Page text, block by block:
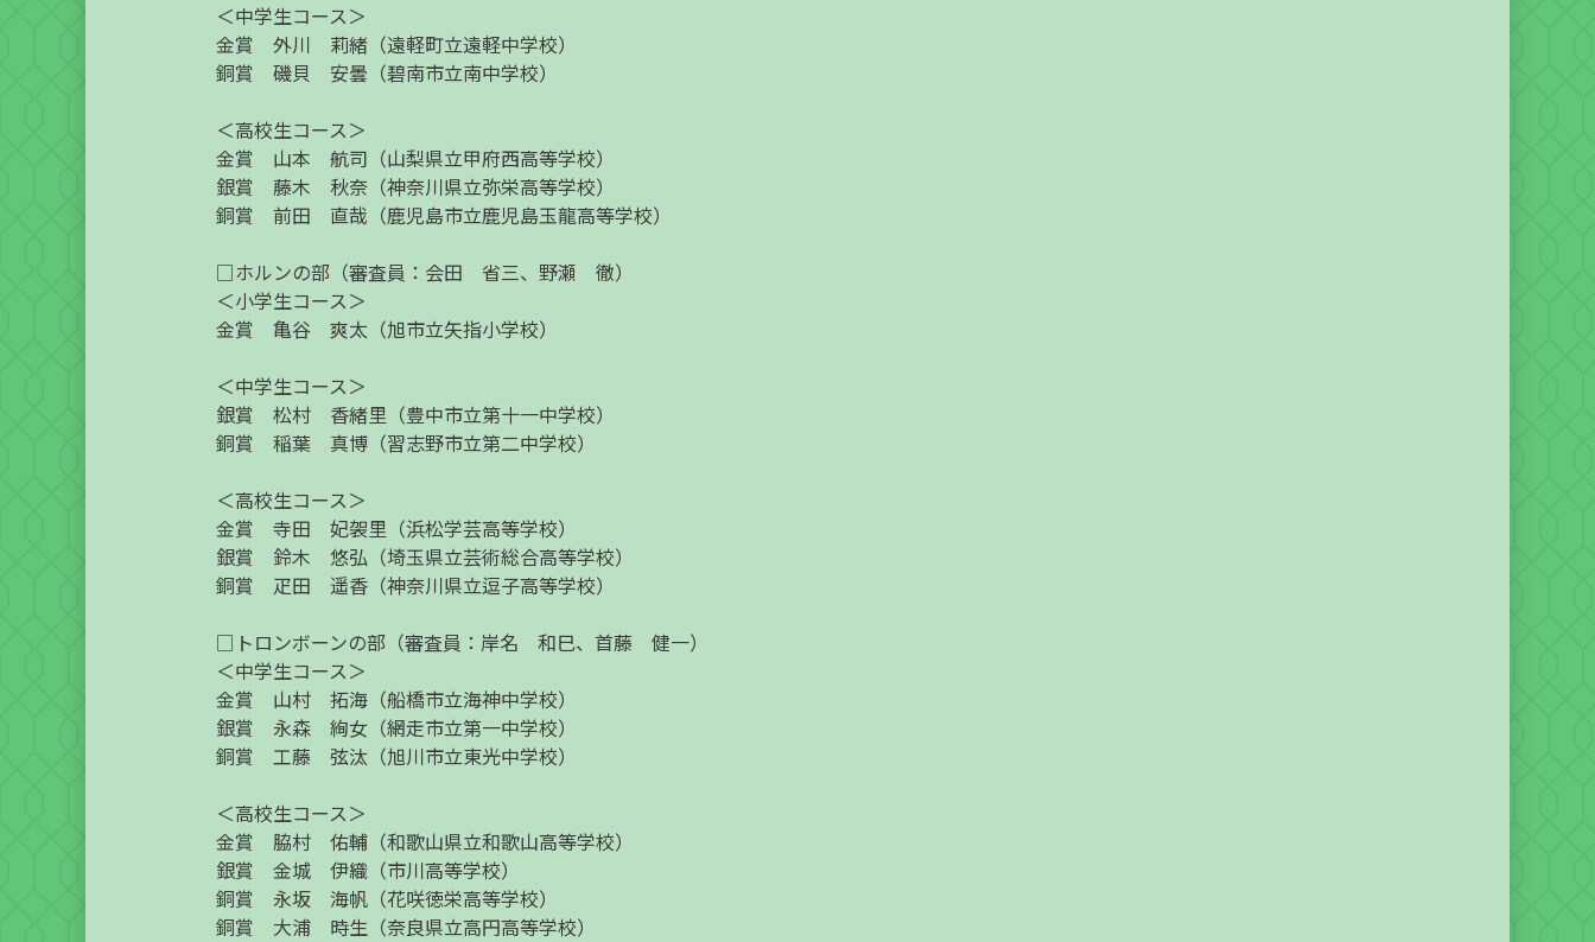
＜中学生コース＞
金賞 外川 莉緒（遠軽町立遠軽中学校）
銅賞 磯貝 安曇（碧南市立南中学校）
＜高校生コース＞
金賞 山本 航司（山梨県立甲府西高等学校）
銀賞 藤木 秋奈（神奈川県立弥栄高等学校）
銅賞 前田 直哉（鹿児島市立鹿児島玉龍高等学校）
□ホルンの部（審査員：会田 省三、野瀬 徹）
＜小学生コース＞
金賞 亀谷 爽太（旭市立矢指小学校）
＜中学生コース＞
銀賞 松村 香緒里（豊中市立第十一中学校）
銅賞 稲葉 真博（習志野市立第二中学校）
＜高校生コース＞
金賞 寺田 妃袈里（浜松学芸高等学校）
銀賞 鈴木 悠弘（埼玉県立芸術総合高等学校）
銅賞 疋田 遥香（神奈川県立逗子高等学校）
□トロンボーンの部（審査員：岸名 和巳、首藤 健一）
＜中学生コース＞
金賞 山村 拓海（船橋市立海神中学校）
銀賞 永森 絢女（網走市立第一中学校）
銅賞 工藤 弦汰（旭川市立東光中学校）
＜高校生コース＞
金賞 脇村 佑輔（和歌山県立和歌山高等学校）
銀賞 金城 伊織（市川高等学校）
銅賞 永坂 海帆（花咲徳栄高等学校）
銅賞 大浦 時生（奈良県立高円高等学校）